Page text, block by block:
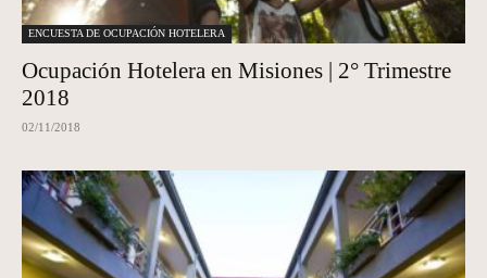
ENCUESTA DE OCUPACIÓN HOTELERA
Ocupación Hotelera en Misiones | 2° Trimestre
2018
02/11/2018